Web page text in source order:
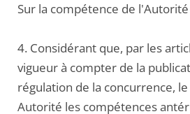
Sur la compétence de
4. Considérant que, par les
vigueur à compter de la
régulation de la concurrence,
Autorité les compétences